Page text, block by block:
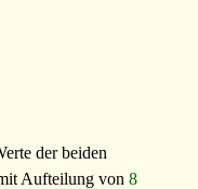
der beiden
Aufteilung von 8